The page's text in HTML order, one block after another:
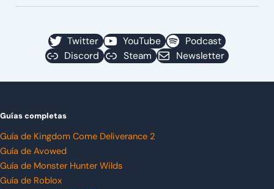
Twitter YouTube
Podcast
Discord
Steam Newsletter
Guías completas
Guía de Kingdom Come Deliverance 2
Guía de Avowed
Guía de Monster Hunter Wilds
Guía de Roblox